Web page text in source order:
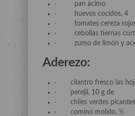
· pan ácimo
· huevos cocidos, 4
· tomates cereza
· cebollas tiernas
· zumo de limón y
Aderezo:
· cilantro fresco las
· perejil, 10 g de
· chiles verdes
· comino molido, ½